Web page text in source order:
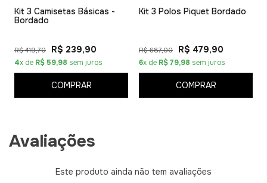
Kit 3 Camisetas Básicas -
Bordado
R$ 419,70 R$ 239,90
4x de R$ 59,98 sem juros
COMPRAR
Kit 3 Polos Piquet Bordado
R$ 687,00 R$ 479,90
6x de R$ 79,98 sem juros
COMPRAR
Avaliações
Este produto ainda não tem avaliações